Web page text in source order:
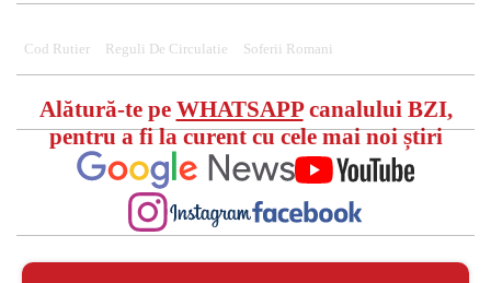
Cod Rutier Reguli De Circulatie Soferii Romani
Alătură-te pe WHATSAPPcanalului BZI,
pentru a fi la curent cu cele mai noi știri